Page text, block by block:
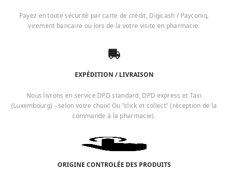
Payez en toute sécurité par carte de crédit, Digicash / Payconiq,
virement bancaire ou lors de la votre visite en pharmacie.
EXPÉDITION / LIVRAISON
Nous livrons en service DPD standard, DPD express et Taxi
(Luxembourg) - selon votre choix! Ou "click et collect" (réception de la
commande à la pharmacie).
ORIGINE CONTROLÉE DES PRODUITS